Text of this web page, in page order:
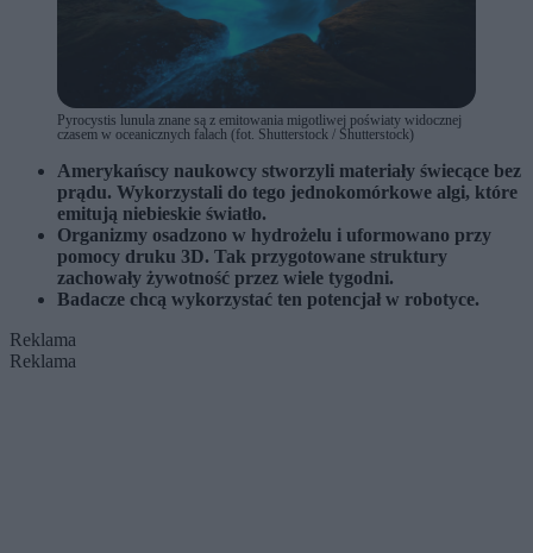
Pyrocystis lunula znane są z emitowania migotliwej poświaty widocznej
czasem w oceanicznych falach (fot. Shutterstock / Shutterstock)
Amerykańscy naukowcy stworzyli materiały świecące bez
prądu. Wykorzystali do tego jednokomórkowe algi, które
emitują niebieskie światło.
Organizmy osadzono w hydrożelu i uformowano przy
pomocy druku 3D. Tak przygotowane struktury
zachowały żywotność przez wiele tygodni.
Badacze chcą wykorzystać ten potencjał w robotyce.
Reklama
Reklama